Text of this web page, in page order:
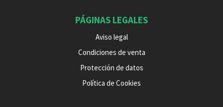
PÁGINAS LEGALES
Aviso legal
Condiciones de venta
Protección de datos
Política de Cookies